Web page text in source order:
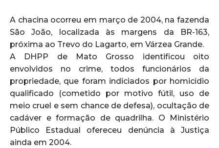
A chacina ocorreu em março de 2004, na fazenda
São João, localizada às margens da BR-163,
próxima ao Trevo do Lagarto, em Várzea Grande.
A DHPP de Mato Grosso identificou oito
envolvidos no crime, todos funcionários da
propriedade, que foram indiciados por homicídio
qualificado (cometido por motivo fútil, uso de
meio cruel e sem chance de defesa), ocultação de
cadáver e formação de quadrilha. O Ministério
Público Estadual ofereceu denúncia à Justiça
ainda em 2004.